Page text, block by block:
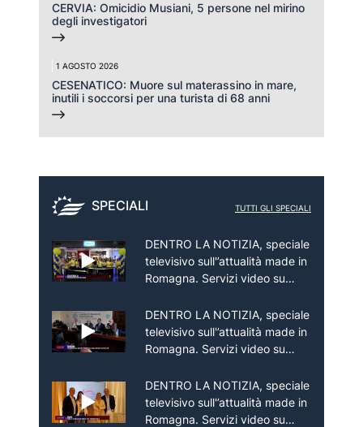
CERVIA: Omicidio Musiani, 5 persone nel mirino
degli investigatori
1 AGOSTO 2026
CESENATICO: Muore sul materassino in mare,
inutili i soccorsi per una turista di 68 anni
SPECIALI TUTTI GLI SPECIALI
DENTRO LA NOTIZIA, speciale
televisivo sull'’attualità made in
Romagna. Servizi video su
eventi ma anche promozione
del territorio e delle sue
imprese.
DENTRO LA NOTIZIA, speciale
televisivo sull'’attualità made in
Romagna. Servizi video su
eventi ma anche promozione
del territorio e delle sue
imprese.
DENTRO LA NOTIZIA, speciale
televisivo sull'’attualità made in
Romagna. Servizi video su